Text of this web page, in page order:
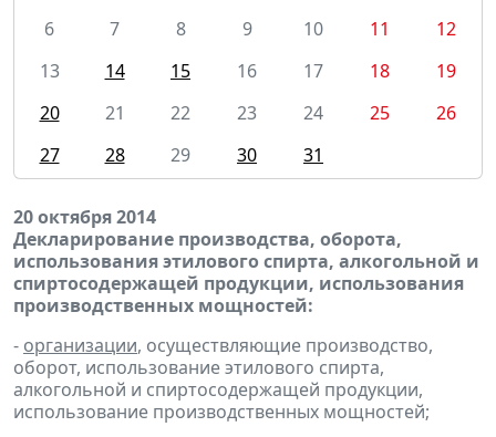
6
7 8 9 10 11
12
13
14 15 16 17 18
19
20
21 22 23 24 25
26
27
28 29 30 31
20 октября 2014
Декларирование производства, оборота,
использования этилового спирта, алкогольной и
спиртосодержащей продукции, использования
производственных мощностей:
- организации, осуществляющие производство,
оборот, использование этилового спирта,
алкогольной и спиртосодержащей продукции,
использование производственных мощностей;